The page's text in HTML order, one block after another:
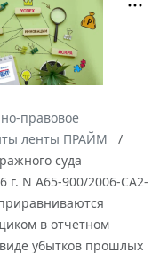
правовое
ленты ПРАЙМ
суда
г. N А65-900/2006-СА2-
в отчетном
убытков прошлых